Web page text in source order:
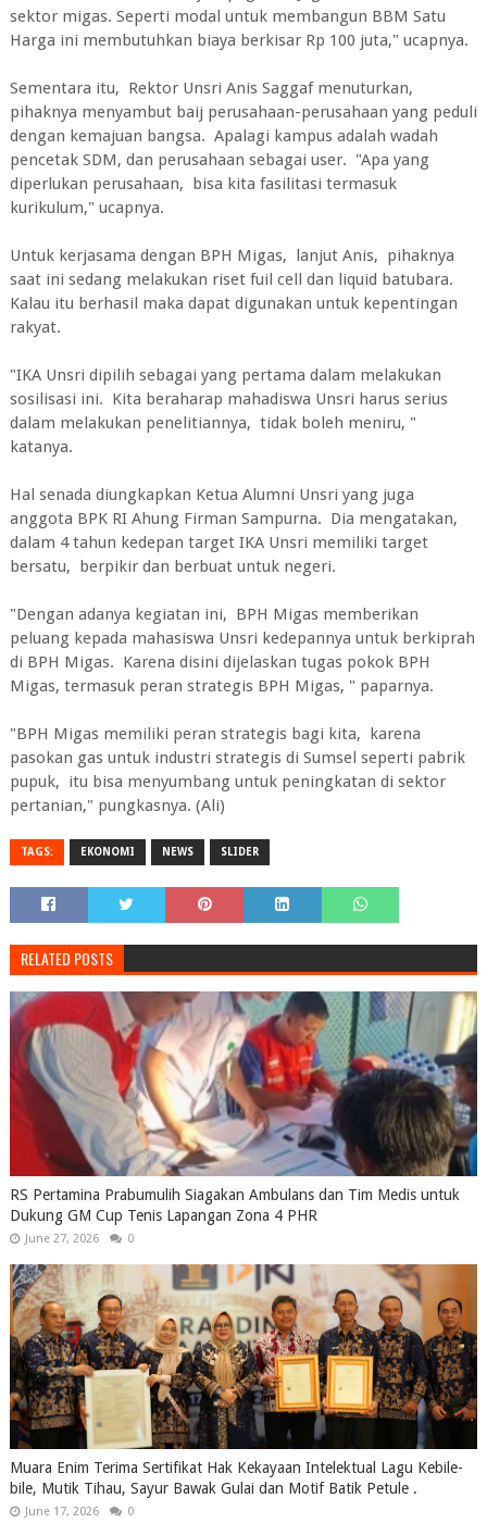
sektor migas. Seperti modal untuk membangun BBM Satu
Harga ini membutuhkan biaya berkisar Rp 100 juta," ucapnya.
Sementara itu, Rektor Unsri Anis Saggaf menuturkan,
pihaknya menyambut baij perusahaan-perusahaan yang peduli
dengan kemajuan bangsa. Apalagi kampus adalah wadah
pencetak SDM, dan perusahaan sebagai user. "Apa yang
diperlukan perusahaan, bisa kita fasilitasi termasuk
kurikulum," ucapnya.
Untuk kerjasama dengan BPH Migas, lanjut Anis, pihaknya
saat ini sedang melakukan riset fuil cell dan liquid batubara.
Kalau itu berhasil maka dapat digunakan untuk kepentingan
rakyat.
"IKA Unsri dipilih sebagai yang pertama dalam melakukan
sosilisasi ini. Kita beraharap mahadiswa Unsri harus serius
dalam melakukan penelitiannya, tidak boleh meniru, "
katanya.
Hal senada diungkapkan Ketua Alumni Unsri yang juga
anggota BPK RI Ahung Firman Sampurna. Dia mengatakan,
dalam 4 tahun kedepan target IKA Unsri memiliki target
bersatu, berpikir dan berbuat untuk negeri.
"Dengan adanya kegiatan ini, BPH Migas memberikan
peluang kepada mahasiswa Unsri kedepannya untuk berkiprah
di BPH Migas. Karena disini dijelaskan tugas pokok BPH
Migas, termasuk peran strategis BPH Migas, " paparnya.
"BPH Migas memiliki peran strategis bagi kita, karena
pasokan gas untuk industri strategis di Sumsel seperti pabrik
pupuk, itu bisa menyumbang untuk peningkatan di sektor
pertanian," pungkasnya. (Ali)
TAGS: EKONOMI NEWS SLIDER
RELATED POSTS
RS Pertamina Prabumulih Siagakan Ambulans dan Tim Medis untuk
Dukung GM Cup Tenis Lapangan Zona 4 PHR
June 27, 2026 0
Muara Enim Terima Sertifikat Hak Kekayaan Intelektual Lagu Kebile-
bile, Mutik Tihau, Sayur Bawak Gulai dan Motif Batik Petule .
June 17, 2026 0